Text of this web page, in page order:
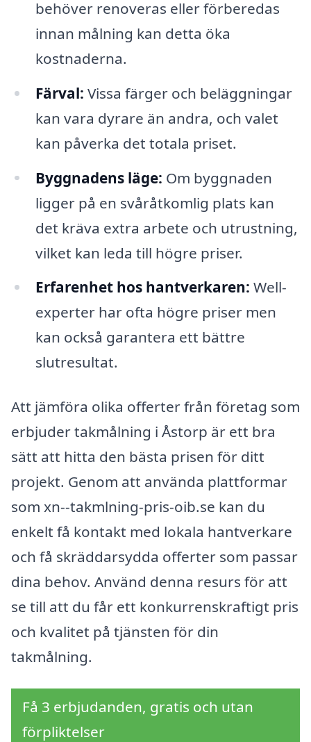
behöver renoveras eller förberedas
innan målning kan detta öka
kostnaderna.
Färval: Vissa färger och beläggningar
kan vara dyrare än andra, och valet
kan påverka det totala priset.
Byggnadens läge: Om byggnaden
ligger på en svåråtkomlig plats kan
det kräva extra arbete och utrustning,
vilket kan leda till högre priser.
Erfarenhet hos hantverkaren: Well-
experter har ofta högre priser men
kan också garantera ett bättre
slutresultat.
Att jämföra olika offerter från företag som
erbjuder takmålning i Åstorp är ett bra
sätt att hitta den bästa prisen för ditt
projekt. Genom att använda plattformar
som xn--takmlning-pris-oib.se kan du
enkelt få kontakt med lokala hantverkare
och få skräddarsydda offerter som passar
dina behov. Använd denna resurs för att
se till att du får ett konkurrenskraftigt pris
och kvalitet på tjänsten för din
takmålning.
Få 3 erbjudanden, gratis och utan
förpliktelser